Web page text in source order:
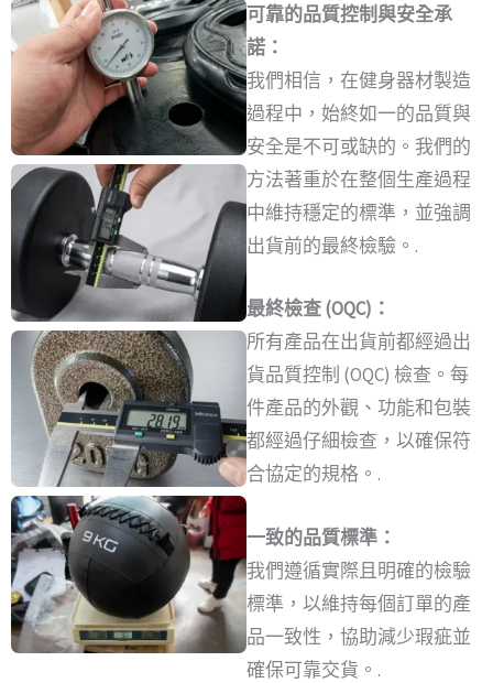
可靠的品質控制與安全承
諾：
我們相信，在健身器材製造
過程中，始終如一的品質與
安全是不可或缺的。我們的
方法著重於在整個生產過程
中維持穩定的標準，並強調
出貨前的最終檢驗。.
最終檢查 (OQC)：
所有產品在出貨前都經過出
貨品質控制 (OQC) 檢查。每
件產品的外觀、功能和包裝
都經過仔細檢查，以確保符
合協定的規格。.
一致的品質標準：
我們遵循實際且明確的檢驗
標準，以維持每個訂單的產
品一致性，協助減少瑕疵並
確保可靠交貨。.